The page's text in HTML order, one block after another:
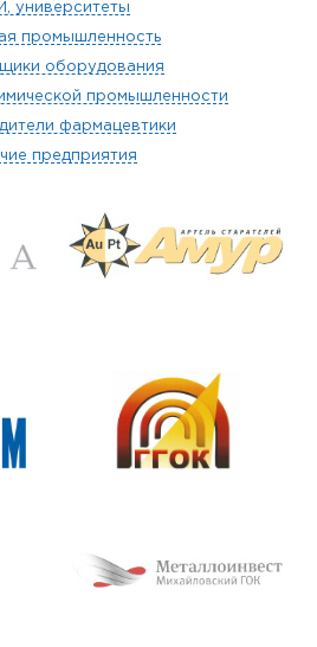
университеты
промышленность
оборудования
промышленности
фармацевтики
предприятия